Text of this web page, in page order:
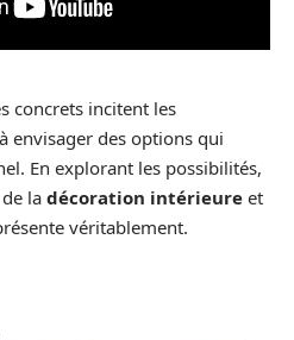
concrets incitent les
envisager des options qui
En explorant les possibilités,
la décoration intérieure et
véritablement.